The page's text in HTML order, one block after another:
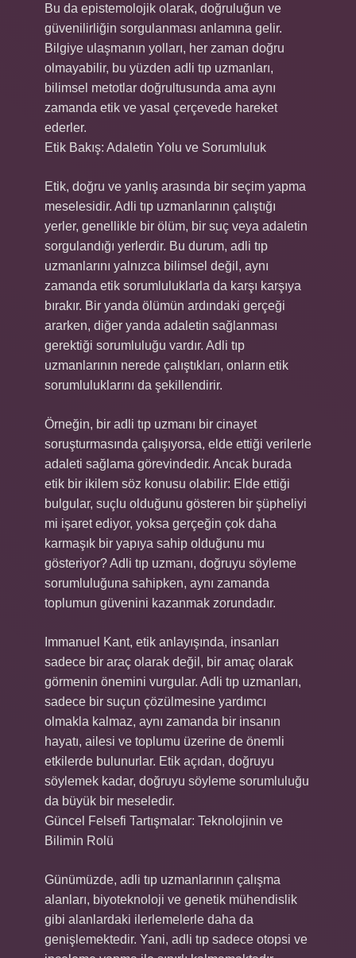
Bu da epistemolojik olarak, doğruluğun ve
güvenilirliğin sorgulanması anlamına gelir.
Bilgiye ulaşmanın yolları, her zaman doğru
olmayabilir, bu yüzden adli tıp uzmanları,
bilimsel metotlar doğrultusunda ama aynı
zamanda etik ve yasal çerçevede hareket
ederler.
Etik Bakış: Adaletin Yolu ve Sorumluluk
Etik, doğru ve yanlış arasında bir seçim yapma
meselesidir. Adli tıp uzmanlarının çalıştığı
yerler, genellikle bir ölüm, bir suç veya adaletin
sorgulandığı yerlerdir. Bu durum, adli tıp
uzmanlarını yalnızca bilimsel değil, aynı
zamanda etik sorumluluklarla da karşı karşıya
bırakır. Bir yanda ölümün ardındaki gerçeği
ararken, diğer yanda adaletin sağlanması
gerektiği sorumluluğu vardır. Adli tıp
uzmanlarının nerede çalıştıkları, onların etik
sorumluluklarını da şekillendirir.
Örneğin, bir adli tıp uzmanı bir cinayet
soruşturmasında çalışıyorsa, elde ettiği verilerle
adaleti sağlama görevindedir. Ancak burada
etik bir ikilem söz konusu olabilir: Elde ettiği
bulgular, suçlu olduğunu gösteren bir şüpheliyi
mi işaret ediyor, yoksa gerçeğin çok daha
karmaşık bir yapıya sahip olduğunu mu
gösteriyor? Adli tıp uzmanı, doğruyu söyleme
sorumluluğuna sahipken, aynı zamanda
toplumun güvenini kazanmak zorundadır.
Immanuel Kant, etik anlayışında, insanları
sadece bir araç olarak değil, bir amaç olarak
görmenin önemini vurgular. Adli tıp uzmanları,
sadece bir suçun çözülmesine yardımcı
olmakla kalmaz, aynı zamanda bir insanın
hayatı, ailesi ve toplumu üzerine de önemli
etkilerde bulunurlar. Etik açıdan, doğruyu
söylemek kadar, doğruyu söyleme sorumluluğu
da büyük bir meseledir.
Güncel Felsefi Tartışmalar: Teknolojinin ve
Bilimin Rolü
Günümüzde, adli tıp uzmanlarının çalışma
alanları, biyoteknoloji ve genetik mühendislik
gibi alanlardaki ilerlemelerle daha da
genişlemektedir. Yani, adli tıp sadece otopsi ve